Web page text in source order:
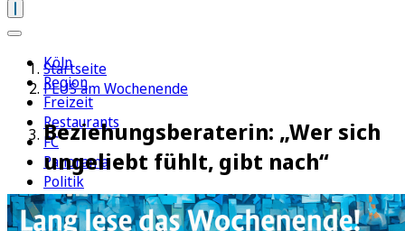
Köln
Region
Freizeit
Restaurants
FC
Panorama
Politik
Wirtschaft
Kultur
Startseite
PLUS am Wochenende
Beziehungsberaterin: „Wer sich
ungeliebt fühlt, gibt nach“